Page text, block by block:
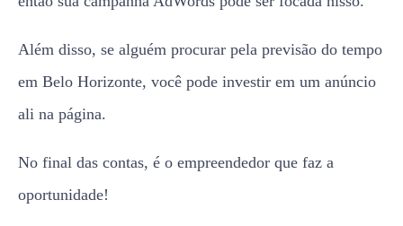
ali na página.
No final das contas, é o empreendedor que faz a
oportunidade!
aproveitar de datas comemorativas para sua empresa
faturar mais.